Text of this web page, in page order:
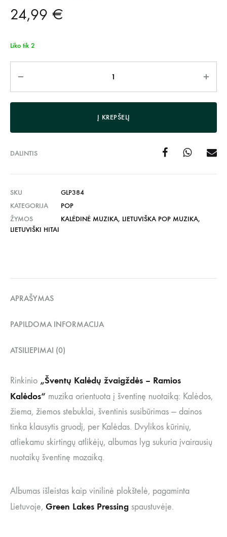
24,99 €
Liko tik 2
Į KREPŠELĮ
DALINTIS
SKU
GLP384
KATEGORIJA
POP
ŽYMOS
KALĖDINĖ MUZIKA, LIETUVIŠKA POP MUZIKA,
LIETUVIŠKI HITAI
APRAŠYMAS
PAPILDOMA INFORMACIJA
ATSILIEPIMAI (0)
Rinkinio „Šventų Kalėdų žvaigždės – Ramios
Kalėdos“ muzika orientuota į šventinę nuotaiką: Kalėdos,
žiema, žiemos stebuklai, šventinis susibūrimas — dainos
tinka klausytis gruodį, per Kalėdas. Dvylikos kūrinių,
atliekamu skirtingų atlikėjų, albumas lyg sukuria įvairausių
nuotaikų šventinę mozaiką.
Albumas išleistas kaip vinilinė plokštelė, pagaminta
Lietuvoje, Green Lakes Pressing spaustuvėje.